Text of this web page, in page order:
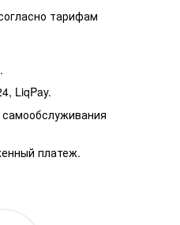
тарифам
LiqPay.
платеж.